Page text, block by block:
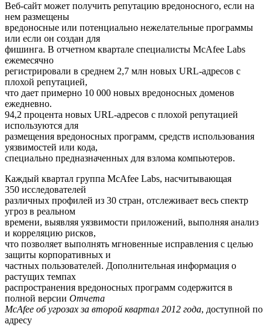
Веб-сайт может получить репутацию вредоносного, если на
нем размещены
вредоносные или потенциально нежелательные программы
или если он создан для
фишинга. В отчетном квартале специалисты McAfee Labs
ежемесячно
регистрировали в среднем 2,7 млн новых URL-адресов с
плохой репутацией,
что дает примерно 10 000 новых вредоносных доменов
ежедневно.
94,2 процента новых URL-адресов с плохой репутацией
используются для
размещения вредоносных программ, средств использования
уязвимостей или кода,
специально предназначенных для взлома компьютеров.
Каждый квартал группа McAfee Labs, насчитывающая
350 исследователей
различных профилей из 30 стран, отслеживает весь спектр
угроз в реальном
времени, выявляя уязвимости приложений, выполняя анализ
и корреляцию рисков,
что позволяет выполнять мгновенные исправления с целью
защиты корпоративных и
частных пользователей. Дополнительная информация о
растущих темпах
распространения вредоносных программ содержится в
полной версии Отчета
McAfee об угрозах за второй квартал 2012 года, доступной по
адресу